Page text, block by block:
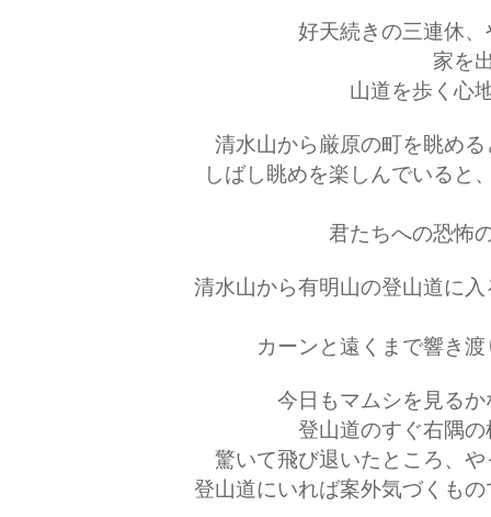
好天続きの三連休
家を
山道を歩く心
清水山から厳原の町を眺め
しばし眺めを楽しんでいると
君たちへの恐怖
清水山から有明山の登山道に
カーンと遠くまで響き
今日もマムシを見る
登山道のすぐ右隅
驚いて飛び退いたところ、
登山道にいれば案外気づくも